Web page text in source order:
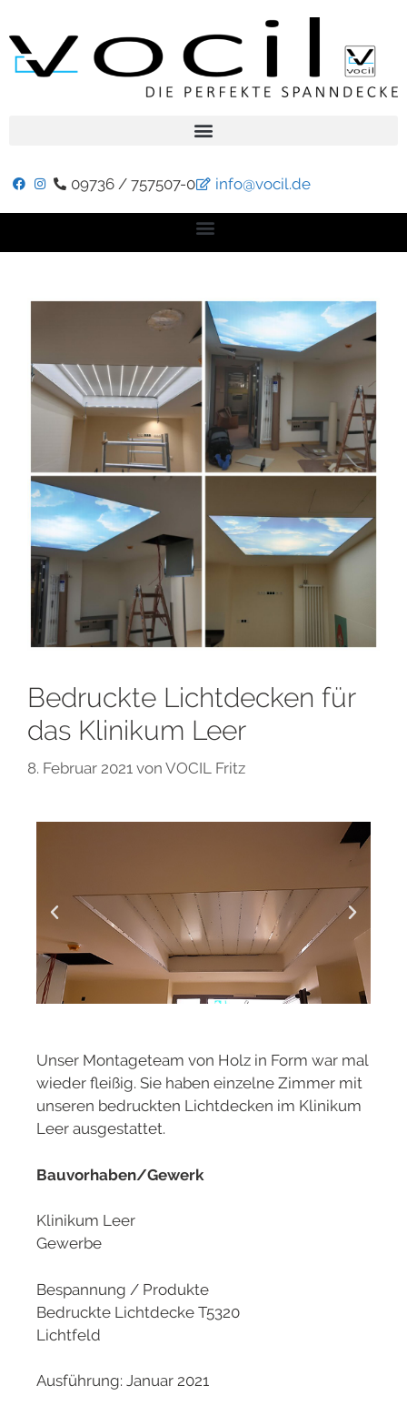
09736 / 757507-0 info@vocil.de
Bedruckte Lichtdecken für
das Klinikum Leer
8. Februar 2021 von VOCIL Fritz
Unser Montageteam von Holz in Form war mal
wieder fleißig. Sie haben einzelne Zimmer mit
unseren bedruckten Lichtdecken im Klinikum
Leer ausgestattet.
Bauvorhaben/Gewerk
Klinikum Leer
Gewerbe
Bespannung / Produkte
Bedruckte Lichtdecke T5320
Lichtfeld
Ausführung: Januar 2021